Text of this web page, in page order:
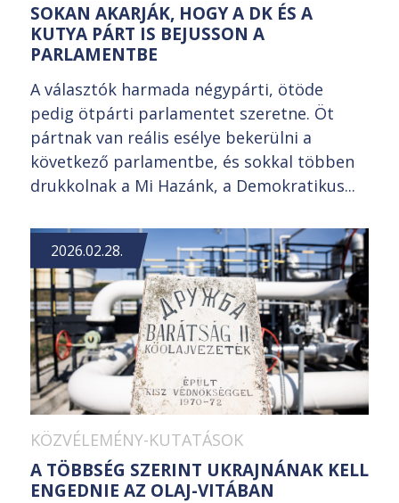
SOKAN AKARJÁK, HOGY A DK ÉS A
KUTYA PÁRT IS BEJUSSON A
PARLAMENTBE
A választók harmada négypárti, ötöde
pedig ötpárti parlamentet szeretne. Öt
pártnak van reális esélye bekerülni a
következő parlamentbe, és sokkal többen
drukkolnak a Mi Hazánk, a Demokratikus...
2026.02.28.
KÖZVÉLEMÉNY-KUTATÁSOK
A TÖBBSÉG SZERINT UKRAJNÁNAK KELL
ENGEDNIE AZ OLAJ-VITÁBAN